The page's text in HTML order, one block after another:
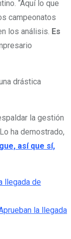
“Aquí lo que
campeonatos
los análisis. Es
drástica
la gestión
ha demostrado,
así que sí,
la llegada